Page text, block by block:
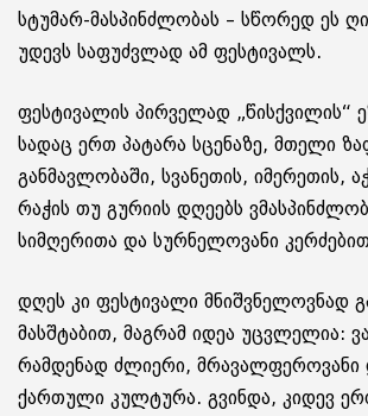
სტუმარ-მასპინძლობას – სწორედ ეს
უდევს საფუძვლად ამ ფესტივალს.
ფესტივალის პირველად „წისქვილის“
სადაც ერთ პატარა სცენაზე, მთელი
განმავლობაში, სვანეთის, იმერეთის,
რაჭის თუ გურიის დღეებს
სიმღერითა და სურნელოვანი
დღეს კი ფესტივალი მნიშვნელოვნად
მასშტაბით, მაგრამ იდეა უცვლელია:
რამდენად ძლიერი, მრავალფეროვანი
ქართული კულტურა. გვინდა, კიდევ